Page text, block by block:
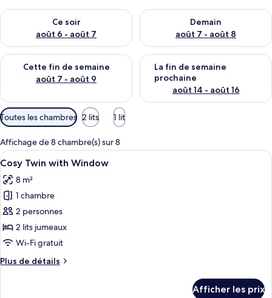
Ce soir
août 6 - août 7
Vérifier la disponibilité pour ce soir août 6 - août 7
Demain
août 7 - août 8
Vérifier la disponibilité pour
Cette fin de semaine
août 7 - août 9
Vérifier la disponibilité pour cette fin de semaine août 7 -
La fin de semaine
prochaine
août 14 - août 16
Vérifier la disponibilité pour
Filtres
disponibles
pour
les
chambres
Toutes les chambres 2 lits 1 lit
Affichage de 8 chambre(s) sur 8
Afficher
toutes
les
photos
pour
ce
type
chambre :
Une chambre d’hôtel avec deux
6
Cosy Twin with Window
8 m²
1 chambre
2 personnes
2 lits jumeaux
Wi-Fi gratuit
Plus de détails
Plus
Afficher les prix